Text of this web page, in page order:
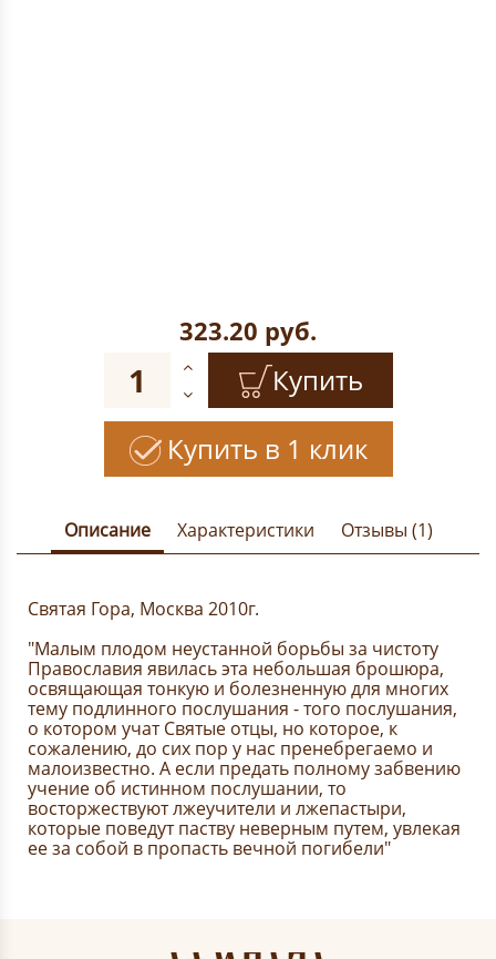
323.20 руб.
Купить
Купить в 1 клик
Описание Характеристики Отзывы (1)
Святая Гора, Москва 2010г.
"Малым плодом неустанной борьбы за чистоту
Православия явилась эта небольшая брошюра,
освящающая тонкую и болезненную для многих
тему подлинного послушания - того послушания,
о котором учат Святые отцы, но которое, к
сожалению, до сих пор у нас пренебрегаемо и
малоизвестно. А если предать полному забвению
учение об истинном послушании, то
восторжествуют лжеучители и лжепастыри,
которые поведут паству неверным путем, увлекая
ее за собой в пропасть вечной погибели"